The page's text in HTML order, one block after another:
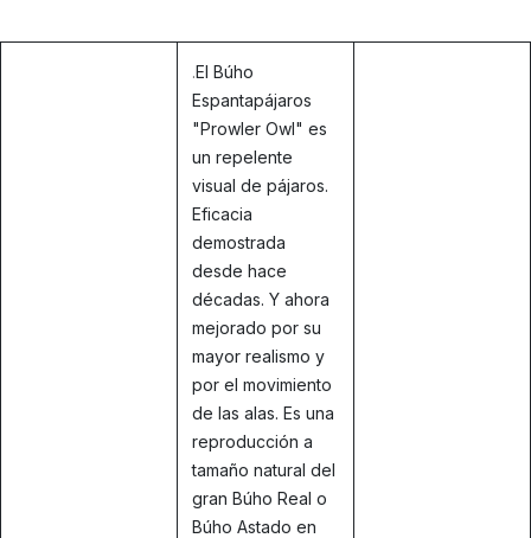
.El Búho
Espantapájaros
"Prowler Owl" es
un repelente
visual de pájaros.
Eficacia
demostrada
desde hace
décadas. Y ahora
mejorado por su
mayor realismo y
por el movimiento
de las alas. Es una
reproducción a
tamaño natural del
gran Búho Real o
Búho Astado en